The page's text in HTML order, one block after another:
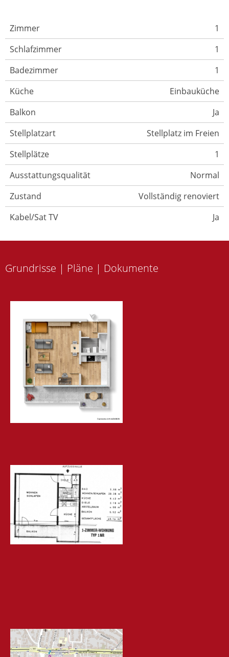
Zimmer
1
Schlafzimmer
1
Badezimmer
1
Küche
Einbauküche
Balkon
Ja
Stellplatzart
Stellplatz im Freien
Stellplätze
1
Ausstattungsqualität
Normal
Zustand
Vollständig renoviert
Kabel/Sat TV
Ja
Grundrisse | Pläne | Dokumente